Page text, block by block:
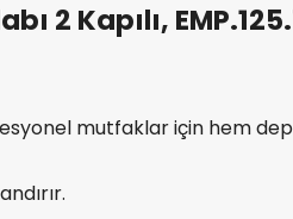
2 Kapılı,
mutfaklar için hem